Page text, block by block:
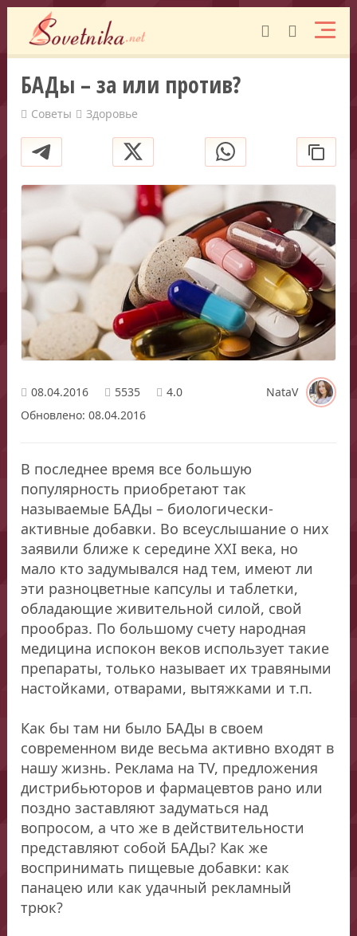
БАДы – за или против?
Советы Здоровье
08.04.2016 5535 4.0
NataV
Обновлено: 08.04.2016
В последнее время все большую
популярность приобретают так
называемые БАДы – биологически-
активные добавки. Во всеуслышание о них
заявили ближе к середине ХХI века, но
мало кто задумывался над тем, имеют ли
эти разноцветные капсулы и таблетки,
обладающие живительной силой, свой
прообраз. По большому счету народная
медицина испокон веков использует такие
препараты, только называет их травяными
настойками, отварами, вытяжками и т.п.
Как бы там ни было БАДы в своем
современном виде весьма активно входят в
нашу жизнь. Реклама на TV, предложения
дистрибьюторов и фармацевтов рано или
поздно заставляют задуматься над
вопросом, а что же в действительности
представляют собой БАДы? Как же
воспринимать пищевые добавки: как
панацею или как удачный рекламный
трюк?